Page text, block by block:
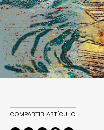
COMPARTIR ARTÍCULO